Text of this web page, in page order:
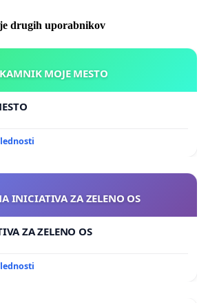
drugih uporabnikov
KAMNIK MOJE MESTO
MOJE MESTO
INICIATIVA ZA ZELENO OS
ZA ZELENO OS